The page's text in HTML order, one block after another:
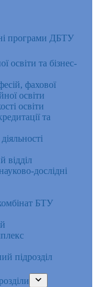
програми ДБТУ
освіти та бізнес-
фахової
освіти
освіти
та
відділ
дослідні
БТУ
підрозділ